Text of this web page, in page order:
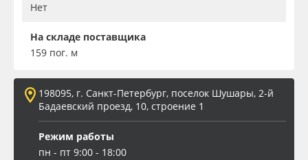
Нет
На складе поставщика
159 пог. м
198095, г. Санкт-Петербург, поселок Шушары, 2-й
Бадаевский проезд, 10, строение 1
Режим работы
пн - пт 9:00 - 18:00